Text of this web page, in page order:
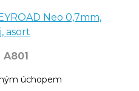
Neo 0,7mm,
asort
A801
úchopem